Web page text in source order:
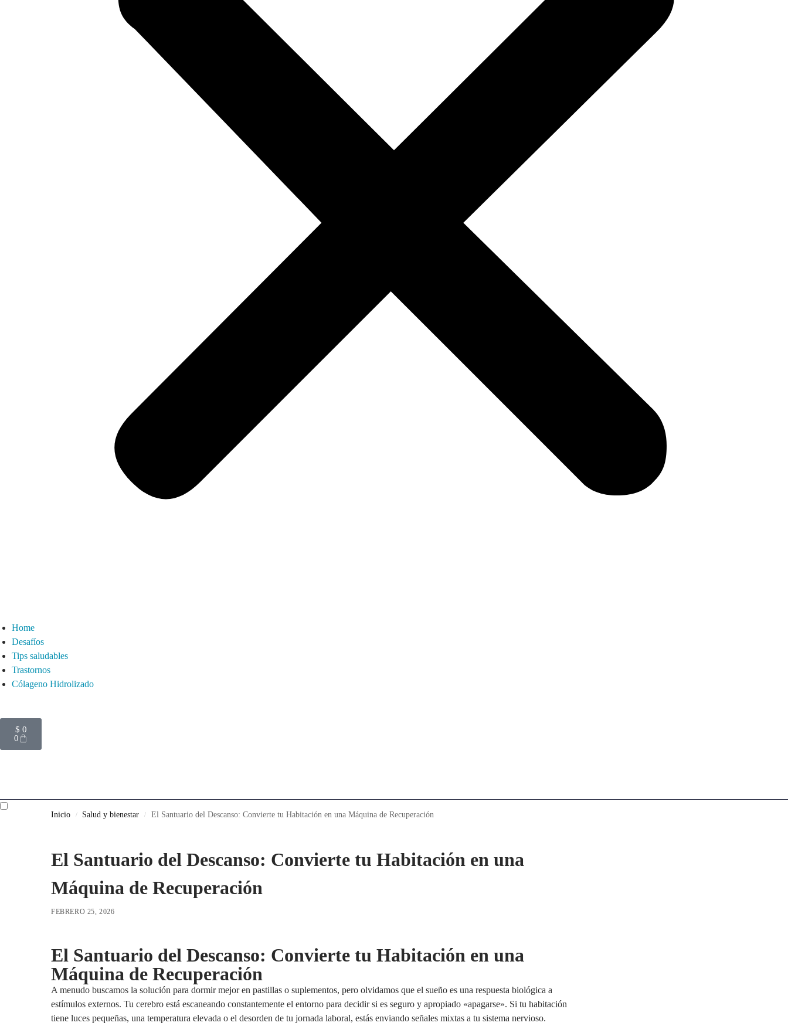
Home
Desafíos
Tips saludables
Trastornos
Cólageno Hidrolizado
$ 0
0
Inicio / Salud y bienestar / El Santuario del Descanso: Convierte tu Habitación en una Máquina de Recuperación
El Santuario del Descanso: Convierte tu Habitación en una
Máquina de Recuperación
FEBRERO 25, 2026
El Santuario del Descanso: Convierte tu Habitación en una
Máquina de Recuperación
A menudo buscamos la solución para dormir mejor en pastillas o suplementos, pero olvidamos que el sueño es una respuesta biológica a
estímulos externos. Tu cerebro está escaneando constantemente el entorno para decidir si es seguro y apropiado «apagarse». Si tu habitación
tiene luces pequeñas, una temperatura elevada o el desorden de tu jornada laboral, estás enviando señales mixtas a tu sistema nervioso.